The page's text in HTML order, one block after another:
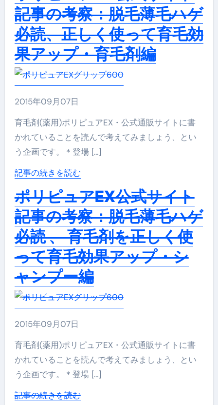
記事の考察：脱毛薄毛ハゲ
必読、正しく使って育毛効
果アップ・育毛剤編
2015年09月07日
育毛剤(薬用)ポリピュアEX・公式通販サイトに書
かれていることを読んで考えてみましょう、とい
う企画です。＊登場 […]
記事の続きを読む
ポリピュアEX公式サイト
記事の考察：脱毛薄毛ハゲ
必読 、 育毛剤を正しく使
って育毛効果アップ・シ
ャンプー編
2015年09月07日
育毛剤(薬用)ポリピュアEX・公式通販サイトに書
かれていることを読んで考えてみましょう、とい
う企画です。＊登場 […]
記事の続きを読む